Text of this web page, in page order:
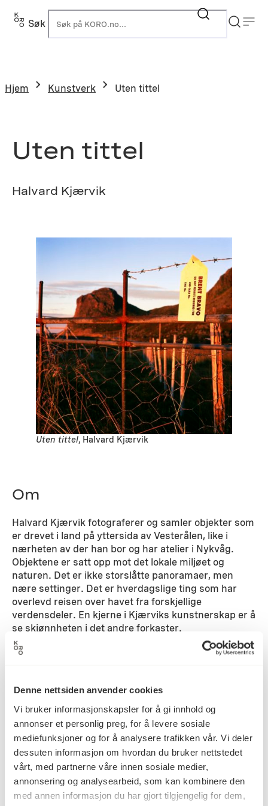
Denne nettsiden anvender cookies
Vi bruker informasjonskapsler for å gi innhold og
annonser et personlig preg, for å levere sosiale
mediefunksjoner og for å analysere trafikken vår. Vi deler
dessuten informasjon om hvordan du bruker nettstedet
vårt, med partnerne våre innen sosiale medier,
annonsering og analysearbeid, som kan kombinere den
med annen informasjon du har gjort tilgjengelig for dem,
Hopp
Søk
Hjem Kunstverk Uten tittel
Uten tittel
Halvard Kjærvik
Uten tittel, Halvard Kjærvik
Om
Halvard Kjærvik fotograferer og samler objekter som
er drevet i land på yttersida av Vesterålen, like i
nærheten av der han bor og har atelier i Nykvåg.
Objektene er satt opp mot det lokale miljøet og
naturen. Det er ikke storslåtte panoramaer, men
nære settinger. Det er hverdagslige ting som har
overlevd reisen over havet fra forskjellige
verdensdeler. En kjerne i Kjærviks kunstnerskap er å
se skjønnheten i det andre forkaster.
Detaljer
Kunstner Halvard Kjærvik
Kategori Fotografi